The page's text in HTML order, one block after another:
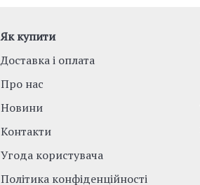
Як купити
Доставка і оплата
Про нас
Новини
Контакти
Угода користувача
Політика конфіденційності